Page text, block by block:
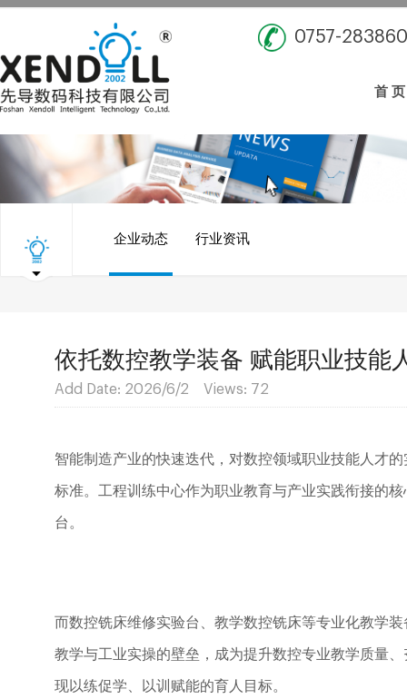
0757-
首 页
企业动态 行业资讯
依托数控教学装备 赋能职业技能
Add Date: 2026/6/2 Views: 72
智能制造产业的快速迭代，对数控领域职业技能人才
标准。工程训练中心作为职业教育与产业实践衔接的
台。
而数控铣床维修实验台、教学数控铣床等专业化教学
教学与工业实操的壁垒，成为提升数控专业教学质量
现以练促学、以训赋能的育人目标。